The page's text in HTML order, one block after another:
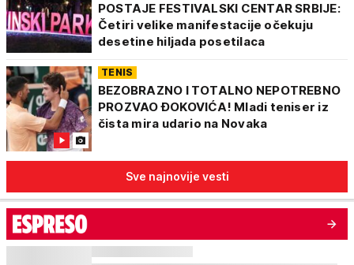
POSTAJE FESTIVALSKI CENTAR SRBIJE:
Četiri velike manifestacije očekuju
desetine hiljada posetilaca
TENIS
BEZOBRAZNO I TOTALNO NEPOTREBNO
PROZVAO ĐOKOVIĆA! Mladi teniser iz
čista mira udario na Novaka
Sve najnovije vesti